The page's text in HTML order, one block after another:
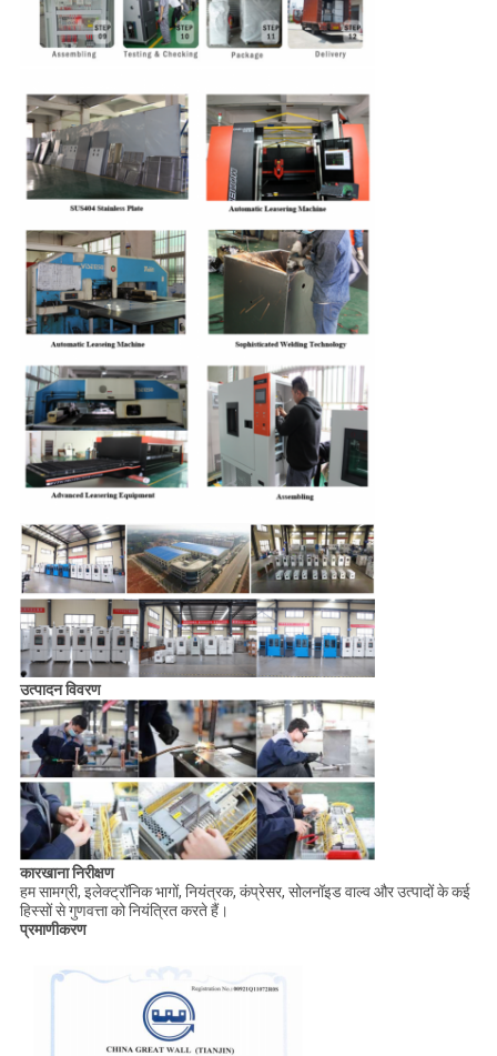
उत्पादन विवरण
कारखाना निरीक्षण
हम सामग्री, इलेक्ट्रॉनिक भागों, नियंत्रक, कंप्रेसर, सोलनॉइड वाल्व और उत्पादों के कई
हिस्सों से गुणवत्ता को नियंत्रित करते हैं।
प्रमाणीकरण